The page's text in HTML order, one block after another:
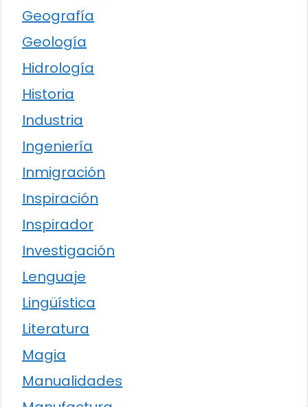
Geografía
Geología
Hidrología
Historia
Industria
Ingeniería
Inmigración
Inspiración
Inspirador
Investigación
Lenguaje
Lingüística
Literatura
Magia
Manualidades